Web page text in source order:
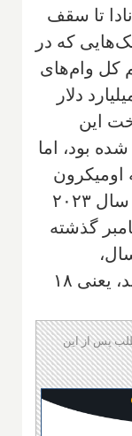
تا سقف
که در
کل وام‌های
شده از دولت فدرال به ۴۹ میلیارد دلار
این
۲۰۲۲ تعیین شده بود، اما
اومیکرون
کرونا، این تاریخ در ابتدا به پایان سال ۲۰۲۳
گذشته
بازپرداخت آن را برای ۱۸ روز بعد، یعنی ۱۸
پس از این